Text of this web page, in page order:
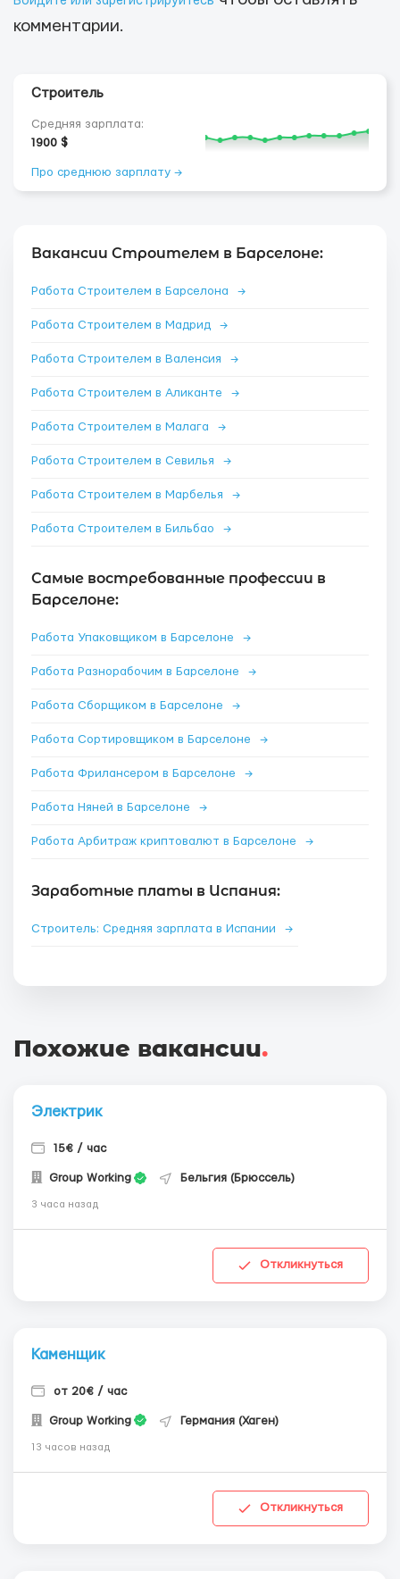
комментарии.
Строитель
Средняя зарплата:
1900 $
Про среднюю зарплату →
Вакансии Строителем в Барселоне:
Работа Строителем в Барселона →
Работа Строителем в Мадрид →
Работа Строителем в Валенсия →
Работа Строителем в Аликанте →
Работа Строителем в Малага →
Работа Строителем в Севилья →
Работа Строителем в Марбелья →
Работа Строителем в Бильбао →
Самые востребованные профессии в
Барселоне:
Работа Упаковщиком в Барселоне →
Работа Разнорабочим в Барселоне →
Работа Сборщиком в Барселоне →
Работа Сортировщиком в Барселоне →
Работа Фрилансером в Барселоне →
Работа Няней в Барселоне →
Работа Арбитраж криптовалют в Барселоне →
Заработные платы в Испания:
Строитель: Средняя зарплата в Испании →
Похожие вакансии.
Электрик
15€ / час
Group Working Бельгия (Брюссель)
3 часа назад
Откликнуться
Каменщик
от 20€ / час
Group Working Германия (Хаген)
13 часов назад
Откликнуться